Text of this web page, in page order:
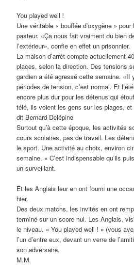
You played well !
Une véritable « bouffée d’oxygène »
pasteur. «Ça nous fait vraiment du bien
l’extérieur», confie en effet un prisonnier.
La maison d’arrêt compte actuellement
places, selon la direction. Des tensions
gardien a été agressé cette semaine. «II
périodes de tension, c’est normal. Et
encore plus dur pour les détenus qui
télé, ils voient les gens sur les plages,
dit Bernard Delépine
Surtout qu’à cette époque, les activités
cours scolaires, pas de travail. Les
le sport. Une activité au choix, environ
semaine. « C’est indispensable qu’ils
un surveillant.
Et les Anglais leur en ont fourni une
hier.
Des deux matchs, les invités en ont
terminé sur un score nul. Les Anglais,
le niveau. « You played well ! » (vous
l’un d’entre eux, devant un verre de
son adversaire.
M.M.